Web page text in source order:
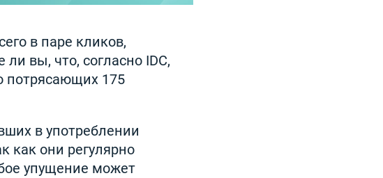
в паре кликов,
вы, что, согласно IDC,
потрясающих 175
в употреблении
как они регулярно
упущение может